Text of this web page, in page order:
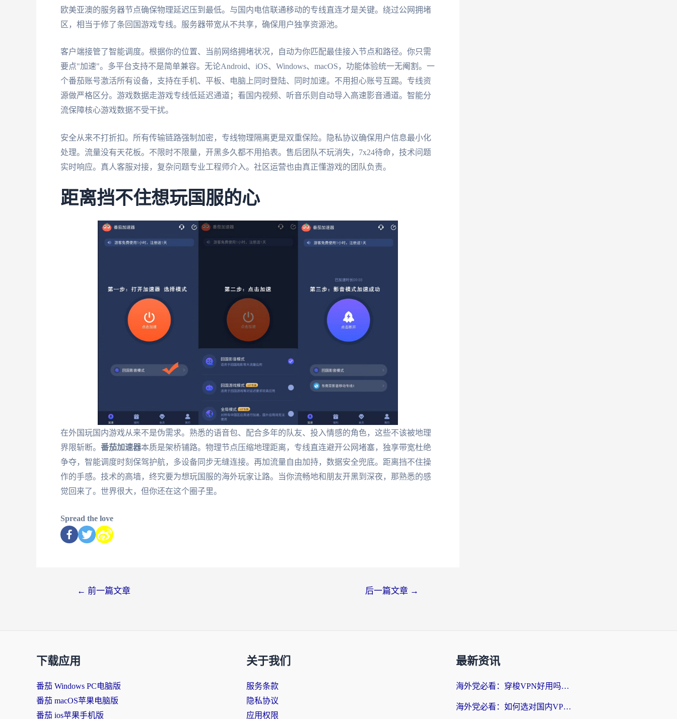
欧美亚澳的服务器节点确保物理延迟压到最低。与国内电信联通移动的专线直连才是关键。绕过公网拥堵
区，相当于修了条回国游戏专线。服务器带宽从不共享，确保用户独享资源池。
客户端接管了智能调度。根据你的位置、当前网络拥堵状况，自动为你匹配最佳接入节点和路径。你只需
要点"加速"。多平台支持不是简单兼容。无论Android、iOS、Windows、macOS，功能体验统一无阉割。一
个番茄账号激活所有设备，支持在手机、平板、电脑上同时登陆、同时加速。不用担心账号互踢。专线资
源做严格区分。游戏数据走游戏专线低延迟通道；看国内视频、听音乐则自动导入高速影音通道。智能分
流保障核心游戏数据不受干扰。
安全从来不打折扣。所有传输链路强制加密，专线物理隔离更是双重保险。隐私协议确保用户信息最小化
处理。流量没有天花板。不限时不限量，开黑多久都不用掐表。售后团队不玩消失，7x24待命，技术问题
实时响应。真人客服对接，复杂问题专业工程师介入。社区运营也由真正懂游戏的团队负责。
距离挡不住想玩国服的心
在外国玩国内游戏从来不是伪需求。熟悉的语音包、配合多年的队友、投入情感的角色，这些不该被地理
界限斩断。 番茄加速器本质是架桥铺路。物理节点压缩地理距离，专线直连避开公网堵塞，独享带宽杜绝
争夺，智能调度时刻保驾护航，多设备同步无缝连接。再加流量自由加持，数据安全兜底。距离挡不住操
作的手感。技术的高墙，终究要为想玩国服的海外玩家让路。当你流畅地和朋友开黑到深夜，那熟悉的感
觉回来了。世界很大，但你还在这个圈子里。
Spread the love
← 前一篇文章 后一篇文章 →
下载应用
番茄 Windows PC电脑版
番茄 macOS苹果电脑版
番茄 ios苹果手机版
关于我们
服务条款
隐私协议
应用权限
最新资讯
海外党必看：穿梭VPN好用吗？和云帆VPN对比哪个回国效果更好？附真实测评+避坑指南
海外党必看：如何选对国内VPN，实现无缝访问国内资源？